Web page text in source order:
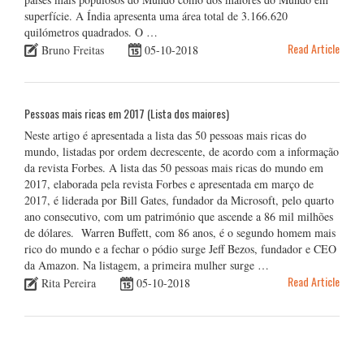
superfície. A Índia apresenta uma área total de 3.166.620
quilómetros quadrados. O …
Bruno Freitas
05-10-2018 Read Article
Pessoas mais ricas em 2017 (Lista dos maiores)
Neste artigo é apresentada a lista das 50 pessoas mais ricas do
mundo, listadas por ordem decrescente, de acordo com a informação
da revista Forbes. A lista das 50 pessoas mais ricas do mundo em
2017, elaborada pela revista Forbes e apresentada em março de
2017, é liderada por Bill Gates, fundador da Microsoft, pelo quarto
ano consecutivo, com um património que ascende a 86 mil milhões
de dólares. Warren Buffett, com 86 anos, é o segundo homem mais
rico do mundo e a fechar o pódio surge Jeff Bezos, fundador e CEO
da Amazon. Na listagem, a primeira mulher surge …
Rita Pereira
05-10-2018 Read Article